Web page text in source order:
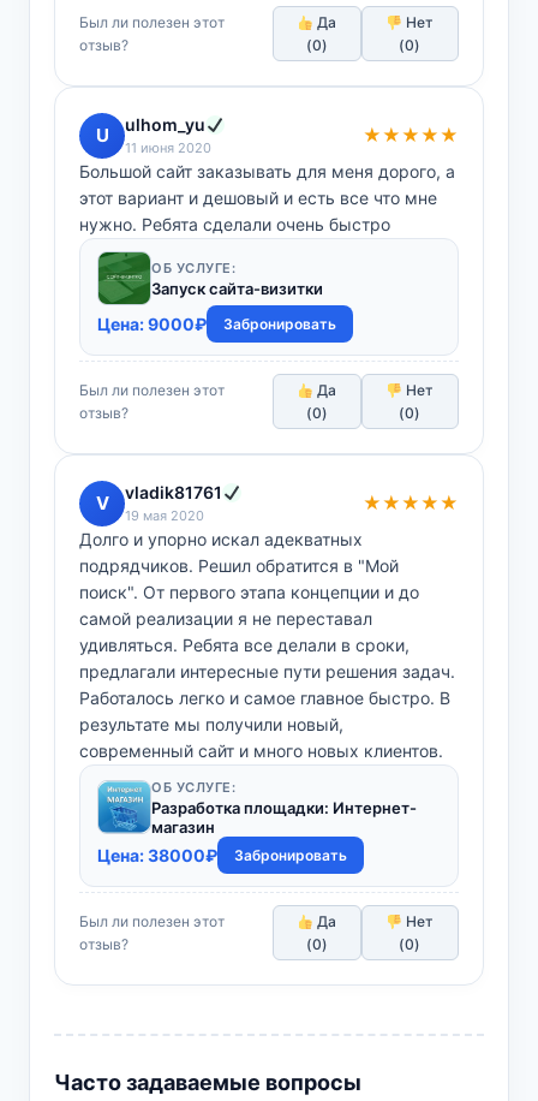
Был ли полезен этот
отзыв?
Да
(0)
Нет
(0)
U ulhom_yu
11 июня 2020
★★★★★
Большой сайт заказывать для меня дорого, а
этот вариант и дешовый и есть все что мне
нужно. Ребята сделали очень быстро
ОБ УСЛУГЕ:
Запуск сайта-визитки
Цена:9000₽ Забронировать
Был ли полезен этот
отзыв?
Да
(0)
Нет
(0)
V vladik81761
19 мая 2020
★★★★★
Долго и упорно искал адекватных
подрядчиков. Решил обратится в "Мой
поиск". От первого этапа концепции и до
самой реализации я не переставал
удивляться. Ребята все делали в сроки,
предлагали интересные пути решения задач.
Работалось легко и самое главное быстро. В
результате мы получили новый,
современный сайт и много новых клиентов.
ОБ УСЛУГЕ:
Разработка площадки: Интернет-
магазин
Цена:38000₽ Забронировать
Был ли полезен этот
отзыв?
Да
(0)
Нет
(0)
Часто задаваемые вопросы